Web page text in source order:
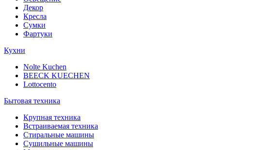
Декор
Кресла
Сумки
Фартуки
Кухни
Nolte Kuchen
BEECK KUECHEN
Lottocento
Бытовая техника
Крупная техника
Встраиваемая техника
Стиральные машины
Сушильные машины